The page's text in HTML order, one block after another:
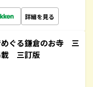
詳細を見る
ぐる鎌倉のお寺 三
載 三訂版